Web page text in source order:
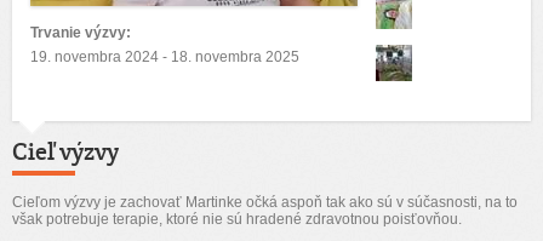
Trvanie výzvy:
19. novembra 2024 - 18. novembra 2025
Cieľ výzvy
Cieľom výzvy je zachovať Martinke očká aspoň tak ako sú v súčasnosti, na to
však potrebuje terapie, ktoré nie sú hradené zdravotnou poisťovňou.